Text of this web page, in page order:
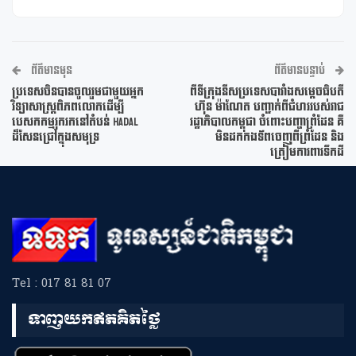
ព័ត៌មានមុន
ប្រទេសចិនបានចូលរួមជាមួយអ្នក
វិទ្យាសាស្ត្រពិភពលោកដើម្បី
បេសកកម្មរុករកនៅតំបន់ Hadal
ដ៏សែនជ្រៅក្នុងសមុទ្រ
ព័ត៌មានបន្ទាប់
ពីទីក្រុងនីសប្រទេសបារាំងសម្តេចធិបតី
ហ៊ុន ម៉ាណែត បញ្ជាក់ពីជំហររបស់រាជ
រដ្ឋាភិបាលកម្ពុជា ចំពោះបញ្ហាព្រំដែន គឺ
មិនដកកងទ័ពចេញពីព្រំដែន និង
ត្រៀមការពារទឹកដី
Tel : 017 81 81 07
ទាញយកឥតគិតថ្លៃ